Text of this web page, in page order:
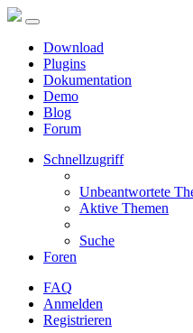
Download
Plugins
Dokumentation
Demo
Blog
Forum
Schnellzugriff
Unbeantwortete
Aktive Themen
Suche
Foren
FAQ
Anmelden
Registrieren